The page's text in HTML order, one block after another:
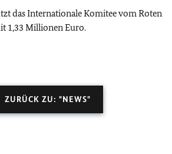
das Internationale Komitee vom Roten
1,33 Millionen Euro.
ZURÜCK ZU: "NEWS"